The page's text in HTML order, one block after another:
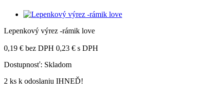
Lepenkový výrez -rámik love
0,19 € bez DPH 0,23 € s DPH
Dostupnosť: Skladom
2 ks k odoslaniu IHNEĎ!